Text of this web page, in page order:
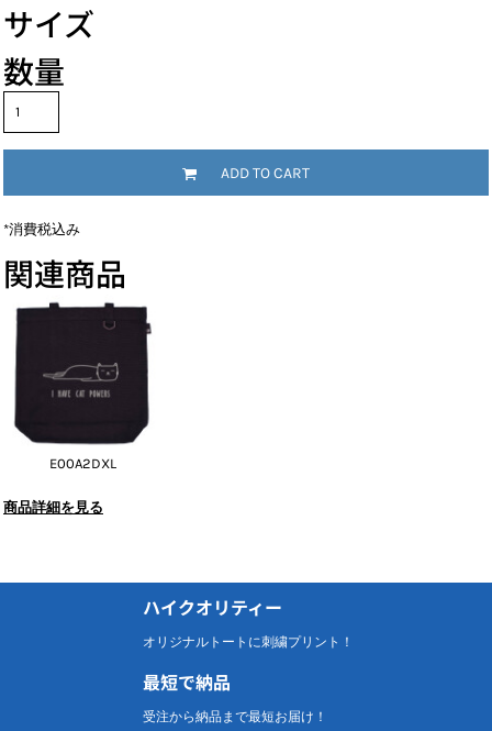
サイズ
数量
ADD TO CART
*消費税込み
関連商品
E00A2DXL
商品詳細を見る
ハイクオリティー
オリジナルトートに刺繍プリント！
最短で納品
受注から納品まで最短お届け！